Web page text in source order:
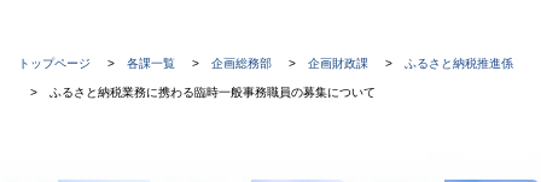
現
在
トップページ 各課一覧 企画総務部 企画財政課 ふるさと納税推進係
ふるさと納税業務に携わる臨時一般事務職員の募集について